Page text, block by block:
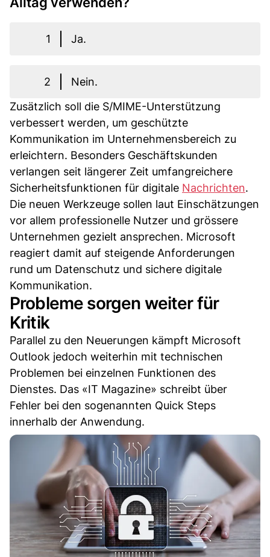
1 Ja.
2
Nein.
Zusätzlich soll die S/MIME-Unterstützung
verbessert werden, um geschützte
Kommunikation im Unternehmensbereich zu
erleichtern. Besonders Geschäftskunden
verlangen seit längerer Zeit umfangreichere
Sicherheitsfunktionen für digitale Nachrichten.
Die neuen Werkzeuge sollen laut Einschätzungen
vor allem professionelle Nutzer und grössere
Unternehmen gezielt ansprechen. Microsoft
reagiert damit auf steigende Anforderungen
rund um Datenschutz und sichere digitale
Kommunikation.
Probleme sorgen weiter für
Kritik
Parallel zu den Neuerungen kämpft Microsoft
Outlook jedoch weiterhin mit technischen
Problemen bei einzelnen Funktionen des
Dienstes. Das «IT Magazine» schreibt über
Fehler bei den sogenannten Quick Steps
innerhalb der Anwendung.